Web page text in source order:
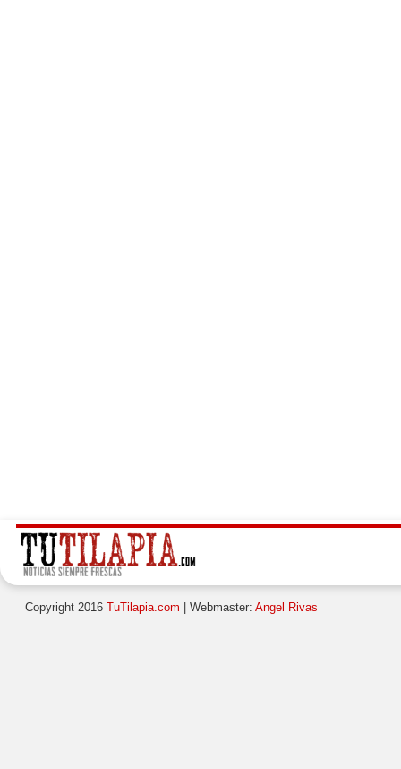
Copyright 2016 TuTilapia.com | Webmaster: Angel Rivas